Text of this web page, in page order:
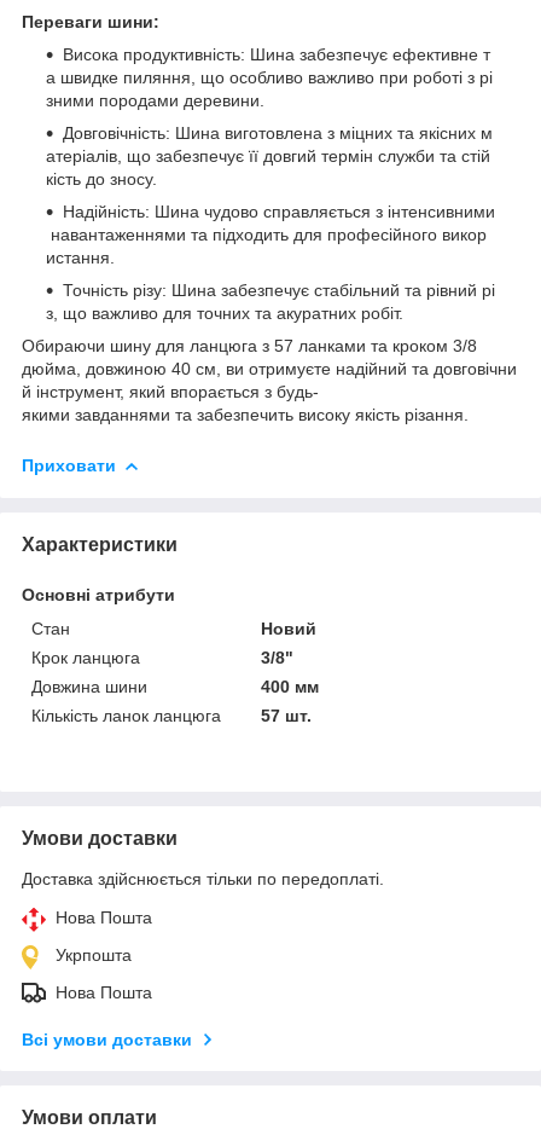
Переваги шини:
Висока продуктивність: Шина забезпечує ефективне т
а швидке пиляння, що особливо важливо при роботі з рі
зними породами деревини.
Довговічність: Шина виготовлена з міцних та якісних м
атеріалів, що забезпечує її довгий термін служби та стій
кість до зносу.
Надійність: Шина чудово справляється з інтенсивними
навантаженнями та підходить для професійного викор
истання.
Точність різу: Шина забезпечує стабільний та рівний рі
з, що важливо для точних та акуратних робіт.
Обираючи шину для ланцюга з 57 ланками та кроком 3/8
дюйма, довжиною 40 см, ви отримуєте надійний та довговічни
й інструмент, який впорається з будь-
якими завданнями та забезпечить високу якість різання.
Приховати
Характеристики
Основні атрибути
Стан
Новий
Крок ланцюга
3/8"
Довжина шини
400 мм
Кількість ланок ланцюга
57 шт.
Умови доставки
Доставка здійснюється тільки по передоплаті.
Нова Пошта
Укрпошта
Нова Пошта
Всі умови доставки
Умови оплати